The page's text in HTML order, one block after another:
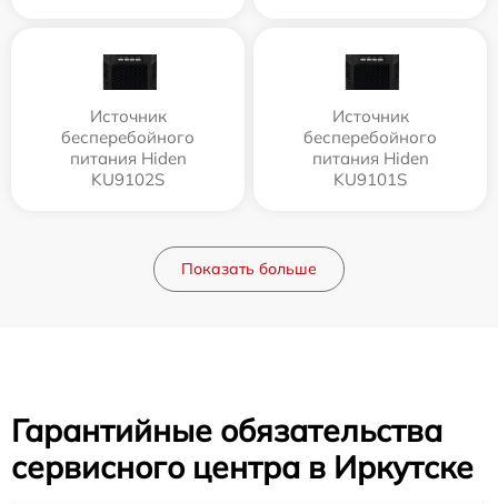
Источник
бесперебойного
питания Hiden
KU9102S
Источник
бесперебойного
питания Hiden
KU9101S
Показать больше
Гарантийные обязательства
сервисного центра в Иркутске